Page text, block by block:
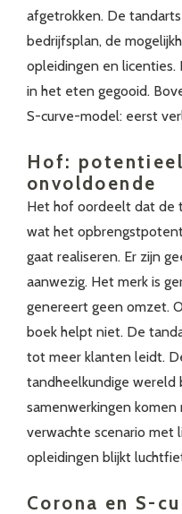
afgetrokken. De
bedrijfsplan, de
opleidingen en
in het eten gegooid.
S-curve-model: eerst
Hof:
onvoldoende
Het hof oordeelt dat de
wat het
gaat realiseren. Er zijn
aanwezig. Het merk is
genereert geen omzet.
boek helpt niet. De
tot meer klanten leidt.
tandheelkundige wereld
samenwerkingen
verwachte scenario met
opleidingen blijkt
Corona en S-